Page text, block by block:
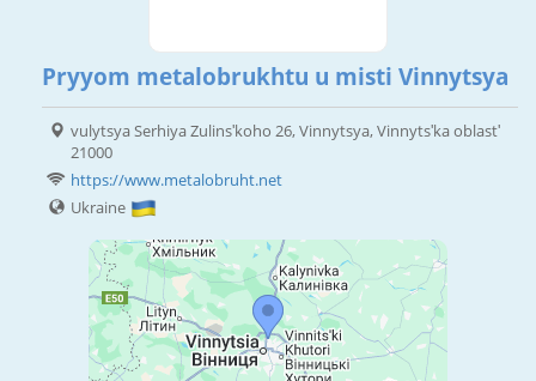
Pryyom metalobrukhtu u misti Vinnytsya
vulytsya Serhiya Zulinsʹkoho 26, Vinnytsya, Vinnytsʹka oblastʹ
21000
https://www.metalobruht.net
Ukraine